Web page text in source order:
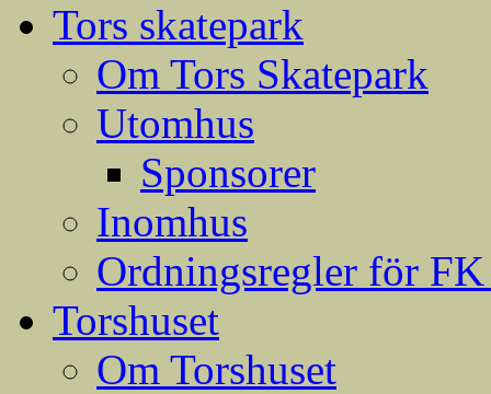
Tors skatepark
Om Tors Skatepark
Utomhus
Sponsorer
Inomhus
Ordningsregler för FK
Torshuset
Om Torshuset